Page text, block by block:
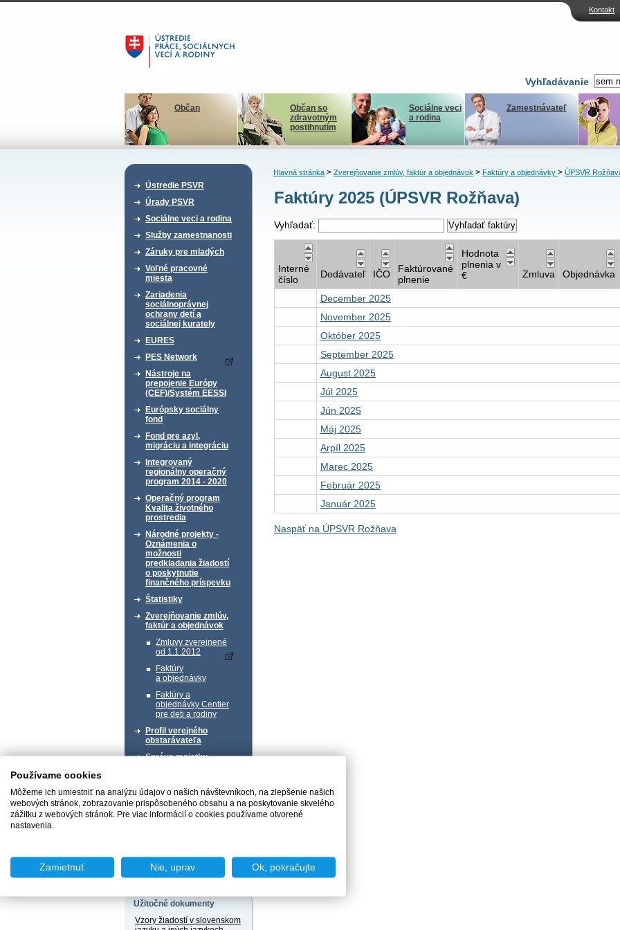
Kontakt
Vyhľadávanie
Občan
Občan so
zdravotným
postihnutím
Sociálne veci
a rodina
Zamestnávateľ
Ústredie PSVR
Úrady PSVR
Sociálne veci a rodina
Služby zamestnanosti
Záruky pre mladých
Voľné pracovné
miesta
Zariadenia
sociálnoprávnej
ochrany detí a
sociálnej kurately
EURES
PES Network
Nástroje na
prepojenie Európy
(CEF)/Systém EESSI
Európsky sociálny
fond
Fond pre azyl,
migráciu a integráciu
Integrovaný
regionálny operačný
program 2014 - 2020
Operačný program
Kvalita životného
prostredia
Národné projekty -
Oznámenia o
možnosti
predkladania žiadostí
o poskytnutie
finančného príspevku
Štatistiky
Zverejňovanie zmlúv,
faktúr a objednávok
Zmluvy zverejnené
od 1.1.2012
Faktúry
a objednávky
Faktúry a
objednávky Centier
pre deti a rodiny
Profil verejného
obstarávateľa
Správa majetku
Chcem podať podnet
Užitočné dokumenty
Vzory žiadostí v slovenskom
Hlavná stránka> Zverejňovanie zmlúv, faktúr a objednávok> Faktúry a objednávky > ÚPSVR
Faktúry 2025 (ÚPSVR Rožňava)
Vyhľadať:
Interné
číslo
Dodávateľ IČO
Faktúrované
plnenie
Hodnota
plnenia v
€
Zmluva Objednávka
December 2025
November 2025
Október 2025
September 2025
August 2025
Júl 2025
Jún 2025
Máj 2025
Arpíl 2025
Marec 2025
Február 2025
Január 2025
Naspäť na ÚPSVR Rožňava
Používame cookies
Môžeme ich umiestniť na analýzu údajov o našich návštevníkoch, na zlepšenie našich
webových stránok, zobrazovanie prispôsobeného obsahu a na poskytovanie skvelého
zážitku z webových stránok. Pre viac informácií o cookies používame otvorené
nastavenia.
Zamietnuť Nie, uprav Ok, pokračujte